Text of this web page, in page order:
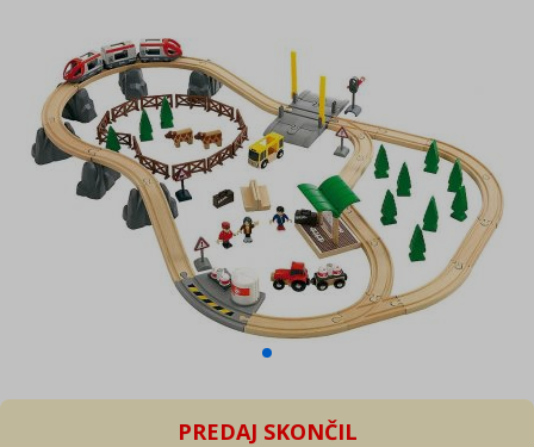
PREDAJ SKONČIL